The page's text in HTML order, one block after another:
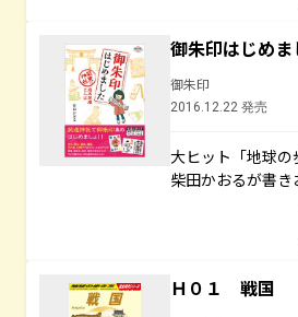
御朱印はじめ
御朱印
2016.12.22 発売
大ヒット「地球
柴田かおるが書き
Ｈ０１ 戦国